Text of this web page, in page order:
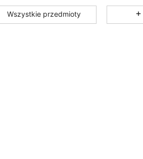
4,77 19K
Wszystkie przedmioty